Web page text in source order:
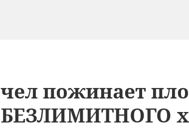
чел пожинает
БЕЗЛИМИТНОГО